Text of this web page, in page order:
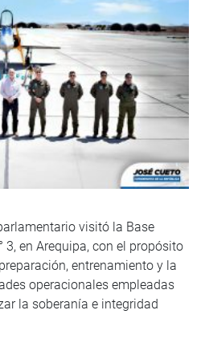
visitó la Base
3, en Arequipa, con el propósito
entrenamiento y la
operacionales empleadas
la soberanía e integridad